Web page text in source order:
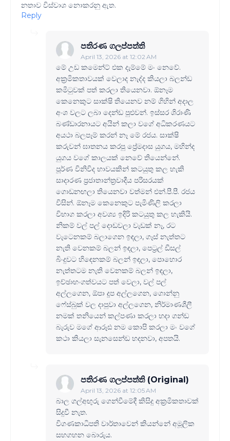
නතාව විස්වාශ නොකරනු ඇත.
Reply
පතිරණ ගලප්පත්ති
April 13, 2026 at 12:02 AM
මේ උඩ කමෙන්ට් එක දැම්මේ මං නෙවේ.
අක්‍රමිකතාවයක් වෙලාද නැද්ද කියලා බලන්ඩ
කමිටුවක් පත් කරලා තියෙනවා. ඕනෑම
කෙනෙකුට සාක්ෂි තියෙනව නම් ගිහින් අදාල
අංශ වලට ලබා දෙන්ඩ පුළුවන්. ඉස්සර ශිරාණි
බණ්ඩාරනායට අයින් කලා වගේ අධිකරණයට
අයථා බලපෑම් කරන් නෑ මේ රජය. සාක්ෂි
කරුවන් ඝාතනය කරපු ප්‍රේමදාස යුගය, මහින්ද
යුගය වගේ කාලයක් නෙවේ තියෙන්නේ.
පූර්ණ විනිවිද භාවයකින් කටයුතු කල හැකි
සාදාරණ ප්‍රජාතාන්ත්‍රවාදීය පරිසරයක්
ගොඩනඟලා තියෙනවා වත්මන් එන්.පී.පී. රජය
විසින්. ඕනෑම කෙනෙකුට පැමිණිලි කරලා
විභාග කරලා අවශ්‍ය ඉදිරි කටයුතු කල හැකියි.
නිකම් වල් පල් දොඩවලා වැඩක් නෑ, රට
වැටෙනකම් බලාගෙන ඉඳලා, ගෑස් නැත්තට
නැති වෙනකම් බලන් ඉඳලා, පෙට්‍රල් ඩීසල්
බිංදුවට හිඳෙනකම් බලන් ඉඳලා, පොහොර
නැත්තටම නැති වෙනකම් බලන් ඉඳලා,
ඉච්ඡාභංගත්වයට පත් වෙලා, වල් පල්
අල්ලගෙන, ඕපා දූප අල්ලගෙන, ගොන්නු
ෆේස්බුක් වල දාපුවා අල්ලගෙන, නිර්මාණශීලී
නමක් තනියෙන් කල්පණා කරලා හදා ගන්ඩ
බැරුව මගේ ආරූඪ නම කොපි කරලා මං වගේ
කථා කියලා සැනසෙන්ඩ හදනවා, අපතයි.
පතිරණ ගලප්පත්ති (Original)
April 13, 2026 at 12:05 AM
බාල ගල්අඟුරු ගෙන්වීමේදී කිසිදු අක්‍රමිකතාවක්
සිදුවී නැත.
විගණකාධිපති වාර්තාවෙන් කියන්නේ අමූලික
සහගහන බොරුය.